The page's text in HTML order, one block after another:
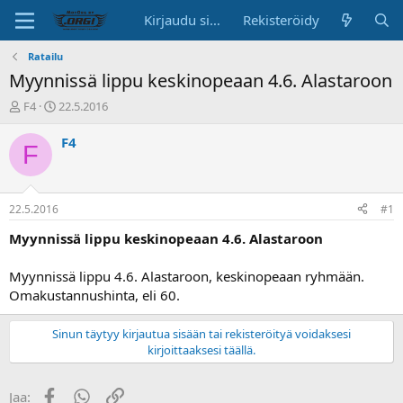
Kirjaudu sisään Rekisteröidy
Ratailu
Myynnissä lippu keskinopeaan 4.6. Alastaroon
K
s
k
s
t
e
l
u
a
l
o
t
j
F4
A
o
p
ä
ä
22.5.2016
F F4
22.5.2016 #1
Myynnissä lippu keskinopeaan 4.6. Alastaroon
Myynnissä lippu 4.6. Alastaroon, keskinopeaan ryhmään.
Omakustannushinta, eli 60.
Sinun täytyy kirjautua sisään tai rekisteröityä voidaksesi
kirjoittaaksesi täällä.
Jaa: FacebookWhatsApp
Linkki